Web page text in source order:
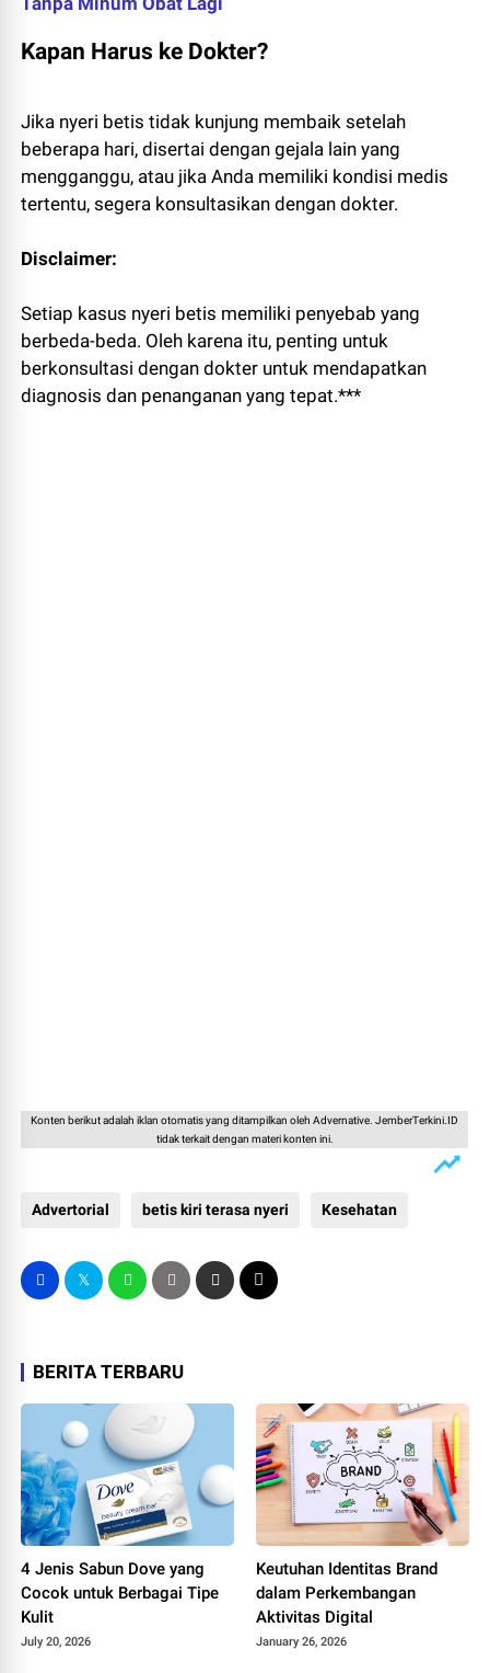
Kapan Harus ke Dokter?
Jika nyeri betis tidak kunjung membaik setelah
beberapa hari, disertai dengan gejala lain yang
mengganggu, atau jika Anda memiliki kondisi medis
tertentu, segera konsultasikan dengan dokter.
Disclaimer:
Setiap kasus nyeri betis memiliki penyebab yang
berbeda-beda. Oleh karena itu, penting untuk
berkonsultasi dengan dokter untuk mendapatkan
diagnosis dan penanganan yang tepat.***
Konten berikut adalah iklan otomatis yang ditampilkan oleh Advernative. JemberTerkini.ID
tidak terkait dengan materi konten ini.
Advertorial betis kiri terasa nyeri Kesehatan
BERITA TERBARU
4 Jenis Sabun Dove yang
Cocok untuk Berbagai Tipe
Kulit
July 20, 2026
Keutuhan Identitas Brand
dalam Perkembangan
Aktivitas Digital
January 26, 2026